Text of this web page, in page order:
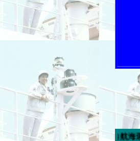
今週の「内航海運新聞」